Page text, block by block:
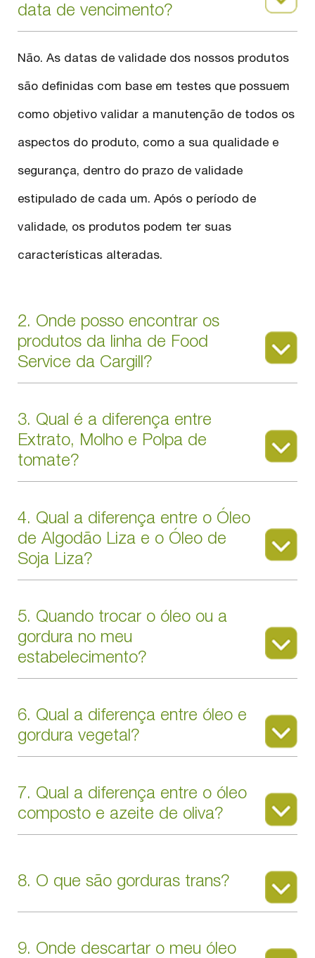
data de vencimento?
Não. As datas de validade dos nossos produtos
são definidas com base em testes que possuem
como objetivo validar a manutenção de todos os
aspectos do produto, como a sua qualidade e
segurança, dentro do prazo de validade
estipulado de cada um. Após o período de
validade, os produtos podem ter suas
características alteradas.
2. Onde posso encontrar os
produtos da linha de Food
Service da Cargill?
3. Qual é a diferença entre
Extrato, Molho e Polpa de
tomate?
4. Qual a diferença entre o Óleo
de Algodão Liza e o Óleo de
Soja Liza?
5. Quando trocar o óleo ou a
gordura no meu
estabelecimento?
6. Qual a diferença entre óleo e
gordura vegetal?
7. Qual a diferença entre o óleo
composto e azeite de oliva?
8. O que são gorduras trans?
9. Onde descartar o meu óleo